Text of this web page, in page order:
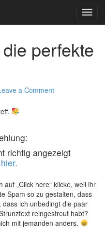
perfekte
a Comment
richtig angezeigt
hier.
„Click here“ klicke, weil ihr
Spam so zu gestalten, dass
ich unbedingt die paar
reingestreut habt?
mit jemanden anders.